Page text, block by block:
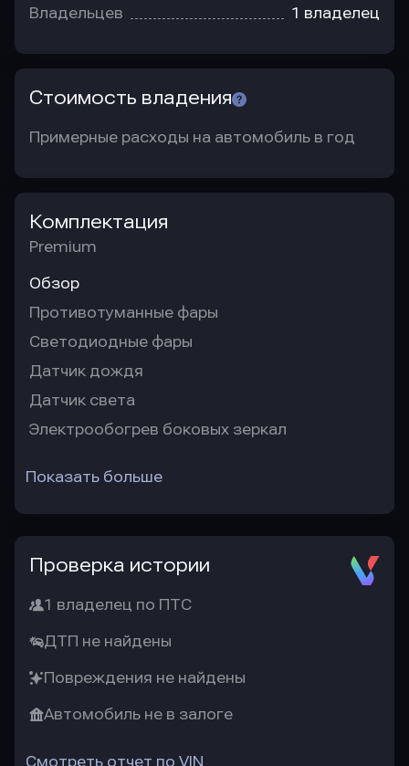
Владельцев 1 владелец
Стоимость владения
Примерные расходы на автомобиль в год
Комплектация
Premium
Обзор
Противотуманные фары
Светодиодные фары
Датчик дождя
Датчик света
Электрообогрев боковых зеркал
Показать больше
Проверка истории
1 владелец по ПТС
ДТП не найдены
Повреждения не найдены
Автомобиль не в залоге
Смотреть отчет по VIN